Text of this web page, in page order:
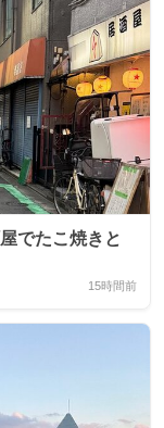
でたこ焼きと
15時間前